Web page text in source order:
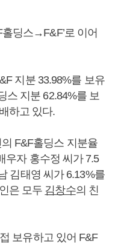
딩스→F&F’로 이어
지분 33.98%를 보유
스 지분 62.84%를 보
하고 있다.
F&F홀딩스 지분율
우자 홍수정 씨가 7.5
김태영 씨가 6.13%를
은 모두 김창수의 친
보유하고 있어 F&F